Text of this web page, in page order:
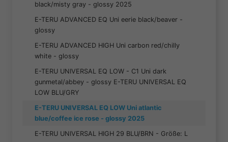
black/misty gray - glossy 2025
E-TERU ADVANCED EQ Uni eerie black/beaver -
glossy
E-TERU ADVANCED HIGH Uni carbon red/chilly
white - glossy
E-TERU UNIVERSAL EQ LOW - C1 Uni dark
gunmetal/abbey - glossy E-TERU UNIVERSAL EQ
LOW BLU/GRY
E-TERU UNIVERSAL EQ LOW Uni atlantic
blue/coffee ice rose - glossy 2025
E-TERU UNIVERSAL HIGH 29 BLU/BRN - Größe: L